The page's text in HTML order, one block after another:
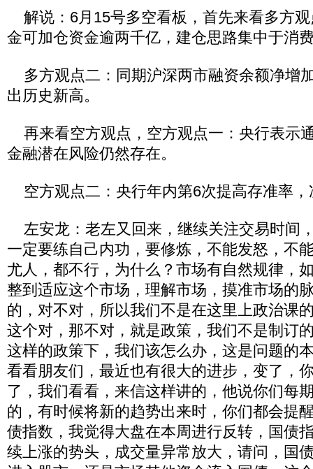
解说：6月15号多空看板，首先来看多方
金可加仓资金逾两千亿，建仓思路集中于消
多方观点二：同期沪深两市融资余额净增
出历史新高。
再来看空方观点，空方观点一：央行表示
金融潜在风险仍然存在。
空方观点二：央行年内第6次提高存准率，
左安龙：老左又回来，继续关注交易时间
一定要练自己内功，要修炼，不能发怒，不
尤人，都不行，为什么？市场有自然规律，
整到适应这个市场，理解市场，摸准市场的
的，对不对，所以我们不是在这里上政治课
这个对，那不对，就是政策，我们不是制订
这样的政策下，我们该怎么办，这是问题的
看看朋友们，最近也有很大的进步，变了，
了，我们看看，来信这样讲的，他说你们每
的，有时候将新的趋势出来时，你们都会提
债指数，我觉得大盘在本周进行反转，国债
续上涨的势头，成交量异常放大，请问，国